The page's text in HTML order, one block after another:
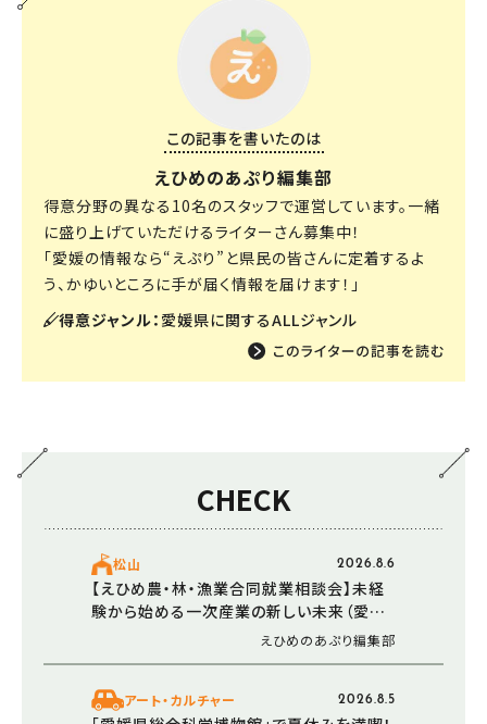
この記事を書いたのは
えひめのあぷり編集部
得意分野の異なる10名のスタッフで運営しています。一緒
に盛り上げていただけるライターさん募集中！
「愛媛の情報なら“えぷり”と県民の皆さんに定着するよ
う、かゆいところに手が届く情報を届けます！」
得意ジャンル： 愛媛県に関するALLジャンル
CHECK
松山 2026.8.6
【えひめ農・林・漁業合同就業相談会】未経
験から始める一次産業の新しい未来（愛媛/
えひめのあぷり編集部
アート・カルチャー 2026.8.5